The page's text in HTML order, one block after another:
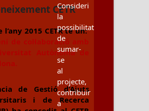
CETR
l’any 2015 CETR té un:
de col·laboració amb
Autònoma de
de Gestió d’Ajuts
i de Recerca
Consideri
la
possibilitat
de
sumar-
se
al
projecte,
contribuir
a